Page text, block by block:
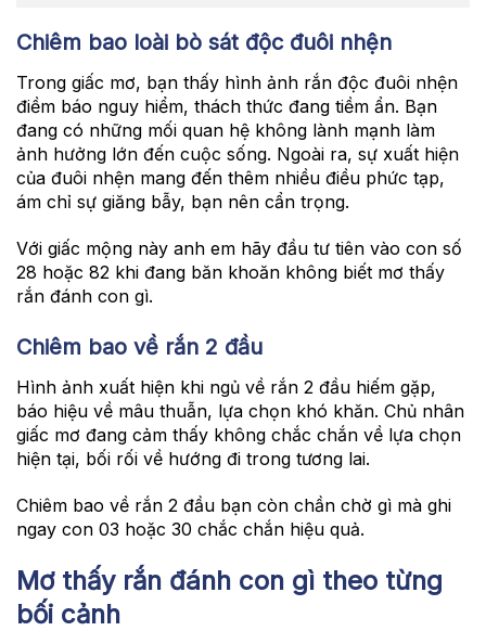
Chiêm bao loài bò sát độc đuôi nhện
Trong giấc mơ, bạn thấy hình ảnh rắn độc đuôi nhện
điềm báo nguy hiểm, thách thức đang tiềm ẩn. Bạn
đang có những mối quan hệ không lành mạnh làm
ảnh hưởng lớn đến cuộc sống. Ngoài ra, sự xuất hiện
của đuôi nhện mang đến thêm nhiều điều phức tạp,
ám chỉ sự giăng bẫy, bạn nên cẩn trọng.
Với giấc mộng này anh em hãy đầu tư tiên vào con số
28 hoặc 82 khi đang băn khoăn không biết mơ thấy
rắn đánh con gì.
Chiêm bao về rắn 2 đầu
Hình ảnh xuất hiện khi ngủ về rắn 2 đầu hiếm gặp,
báo hiệu về mâu thuẫn, lựa chọn khó khăn. Chủ nhân
giấc mơ đang cảm thấy không chắc chắn về lựa chọn
hiện tại, bối rối về hướng đi trong tương lai.
Chiêm bao về rắn 2 đầu bạn còn chần chờ gì mà ghi
ngay con 03 hoặc 30 chắc chắn hiệu quả.
Mơ thấy rắn đánh con gì theo từng
bối cảnh